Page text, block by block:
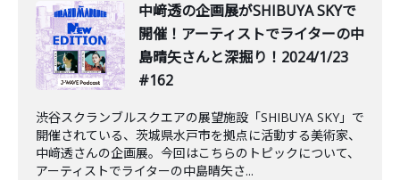
中﨑透の企画展がSHIBUYA SKYで
開催！アーティストでライターの中
島晴矢さんと深掘り！2024/1/23
#162
渋谷スクランブルスクエアの展望施設「SHIBUYA SKY」で
開催されている、茨城県水戸市を拠点に活動する美術家、
中﨑透さんの企画展。今回はこちらのトピックについて、
アーティストでライターの中島晴矢さ...